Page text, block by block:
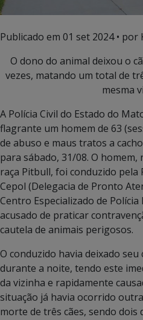
Publicado em 01 set 2024• por
O dono do animal deixou o
vezes, matando um total de
mesma
A Polícia Civil do Estado do
flagrante um homem de 63
de abuso e maus tratos a
para sábado, 31/08. O
raça Pitbull, foi conduzido pela
Cepol (Delegacia de Pronto
Centro Especializado de
acusado de praticar
cautela de animais perigosos.
O conduzido havia deixado
durante a noite, tendo este
da vizinha e rapidamente
situação já havia ocorrido
morte de três cães, sendo dois